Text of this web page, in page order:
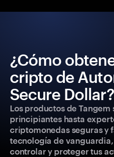
¿Cómo
cripto de
Secure Dollar?
Los productos de
principiantes hasta
criptomonedas seguras y
tecnología de
controlar y proteger tus